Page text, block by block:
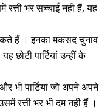
रत्ती भर सच्चाई नही हैं, यह
हैं । इनका मकसद चुनाव
छोटी पार्टियां उन्हीं के
भी पार्टियां जो अपने अपने
रत्ती भर भी दम नही हैं ।